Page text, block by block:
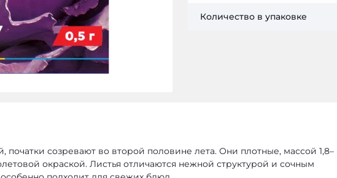
Количество в упаковке
созревают во второй половине лета. Они плотные, массой 1,8–
окраской. Листья отличаются нежной структурой и сочным